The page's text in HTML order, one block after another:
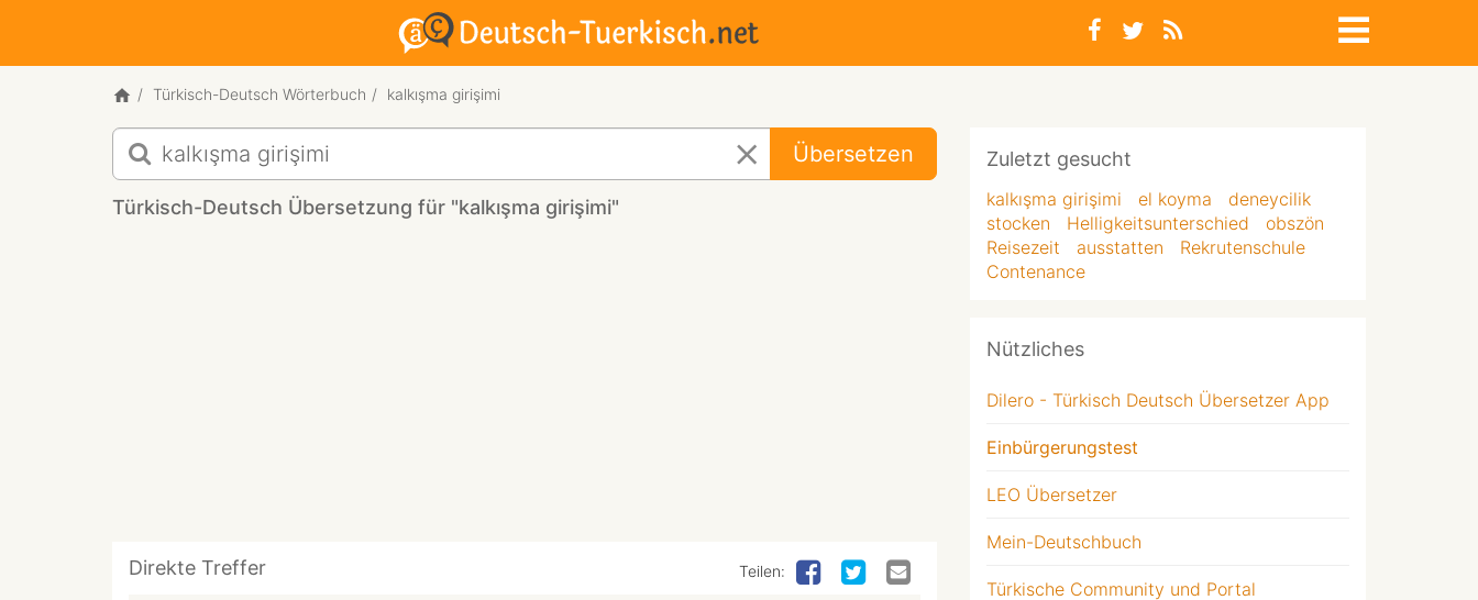
Türkisch-Deutsch Wörterbuch kalkışma girişimi
Türkisch-
Deutsch
Übersetzung
für
Übersetzen
Türkisch-Deutsch Übersetzung für "kalkışma girişimi"
Direkte Treffer Teilen:
Zuletzt gesucht
kalkışma girişimi el koyma
deneycilik
stocken
Helligkeitsunterschied
obszön
Reisezeit
ausstatten
Rekrutenschule
Contenance
Nützliches
Dilero - Türkisch Deutsch Übersetzer App
Einbürgerungstest
LEO Übersetzer
Mein-Deutschbuch
Türkische Community und Portal